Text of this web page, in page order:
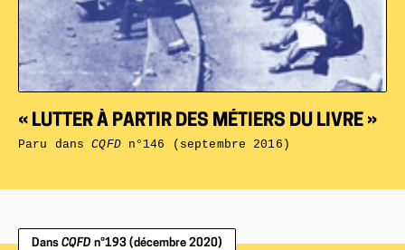
« LUTTER À PARTIR DES MÉTIERS DU LIVRE »
Paru dansCQFDn°146 (septembre 2016)
Dans CQFD n°193 (décembre 2020)